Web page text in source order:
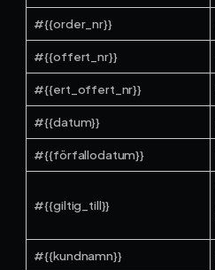
#{{order_nr}}
#{{offert_nr}}
#{{ert_offert_nr}}
#{{datum}}
#{{förfallodatum}}
#{{giltig_till}}
#{{kundnamn}}